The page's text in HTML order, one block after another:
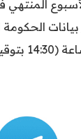
في 29 مايو/
الحكومة